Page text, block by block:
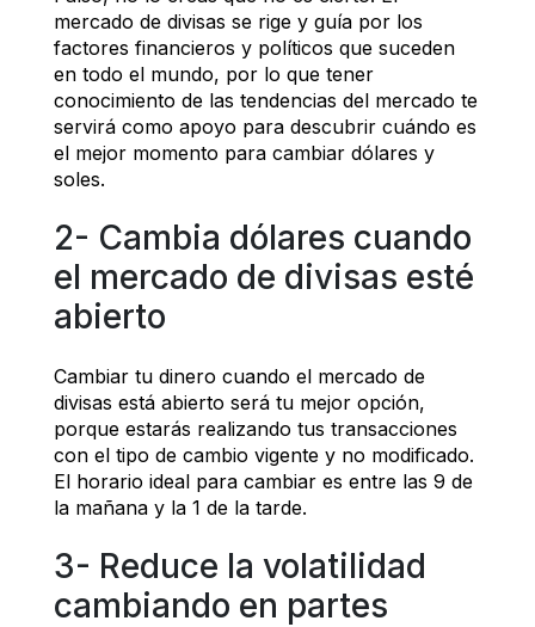
mercado de divisas se rige y guía por los
factores financieros y políticos que suceden
en todo el mundo, por lo que tener
conocimiento de las tendencias del mercado te
servirá como apoyo para descubrir cuándo es
el mejor momento para cambiar dólares y
soles.
2- Cambia dólares cuando
el mercado de divisas esté
abierto
Cambiar tu dinero cuando el mercado de
divisas está abierto será tu mejor opción,
porque estarás realizando tus transacciones
con el tipo de cambio vigente y no modificado.
El horario ideal para cambiar es entre las 9 de
la mañana y la 1 de la tarde.
3- Reduce la volatilidad
cambiando en partes